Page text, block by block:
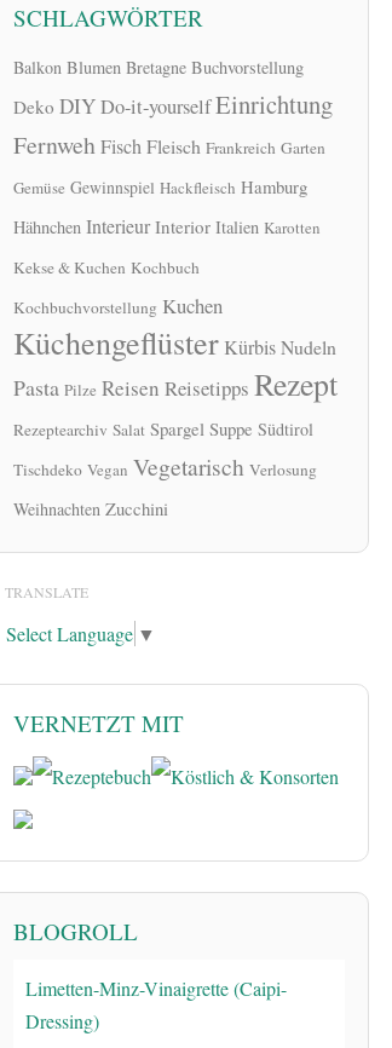
SCHLAGWÖRTER
Balkon Blumen Bretagne Buchvorstellung
Deko DIYDo-it-yourselfEinrichtung
FernwehFischFleisch Frankreich Garten
Gemüse Gewinnspiel Hackfleisch Hamburg
Hähnchen Interieur Interior Italien Karotten
Kekse & Kuchen Kochbuch
Kochbuchvorstellung Kuchen
Küchengeflüster KürbisNudeln
Pasta Pilze Reisen Reisetipps Rezept
Rezeptearchiv Salat Spargel Suppe Südtirol
Tischdeko Vegan Vegetarisch Verlosung
Weihnachten Zucchini
TRANSLATE
Select Language ▼
VERNETZT MIT
BLOGROLL
Limetten-Minz-Vinaigrette (Caipi-
Dressing)